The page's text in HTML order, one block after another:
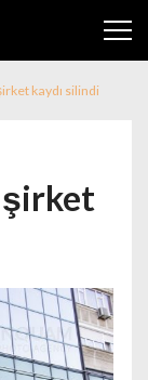
kaydı silindi
şirket